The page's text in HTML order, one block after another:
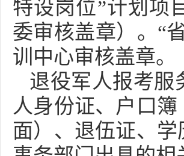
特设岗位”计划项
委审核盖章）。“
训中心审核盖章。
退役军人报考服
人身份证、户口
面）、退伍证、